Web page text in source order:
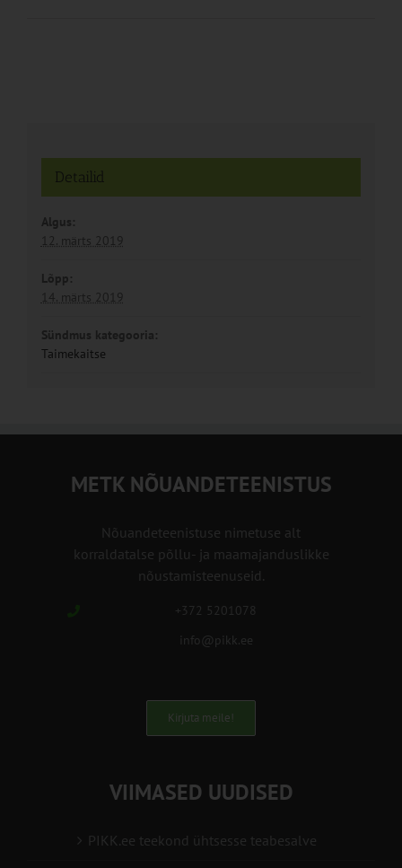
Detailid
Algus:
12. märts 2019
Lõpp:
14. märts 2019
Sündmus kategooria:
Taimekaitse
METK NÕUANDETEENISTUS
Nõuandeteenistuse nimetuse alt
korraldatalse põllu- ja maamajanduslikke
nõustamisteenuseid.
+372 5201078
info@pikk.ee
Kirjuta meile!
VIIMASED UUDISED
PIKK.ee teekond ühtsesse teabesalve